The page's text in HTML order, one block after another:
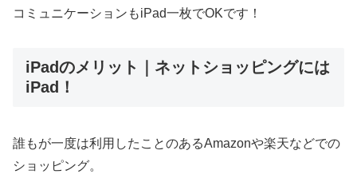
コミュニケーションもiPad一枚でOKです！
iPadのメリット｜ネットショッピングには
iPad！
誰もが一度は利用したことのあるAmazonや楽天などでの
ショッピング。